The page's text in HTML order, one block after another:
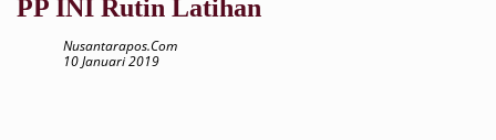
PP INI Rutin Latihan
Nusantarapos.com
10 Januari 2019